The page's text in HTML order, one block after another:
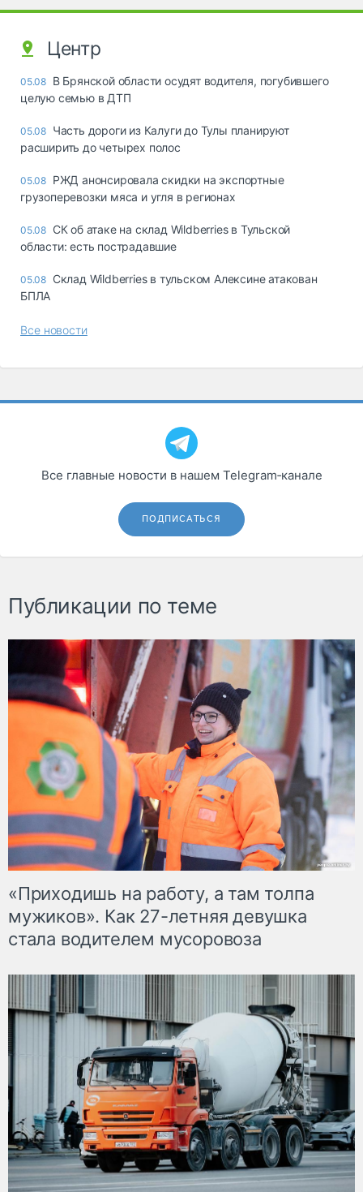
Центр
05.08 В Брянской области осудят водителя, погубившего
целую семью в ДТП
05.08 Часть дороги из Калуги до Тулы планируют
расширить до четырех полос
05.08 РЖД анонсировала скидки на экспортные
грузоперевозки мяса и угля в регионах
05.08 СК об атаке на склад Wildberries в Тульской
области: есть пострадавшие
05.08 Склад Wildberries в тульском Алексине атакован
БПЛА
Все новости
Все главные новости в нашем Telegram‑канале
ПОДПИСАТЬСЯ
Публикации по теме
«Приходишь на работу, а там толпа
мужиков». Как 27-летняя девушка
стала водителем мусоровоза